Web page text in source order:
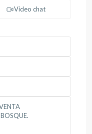
Video chat